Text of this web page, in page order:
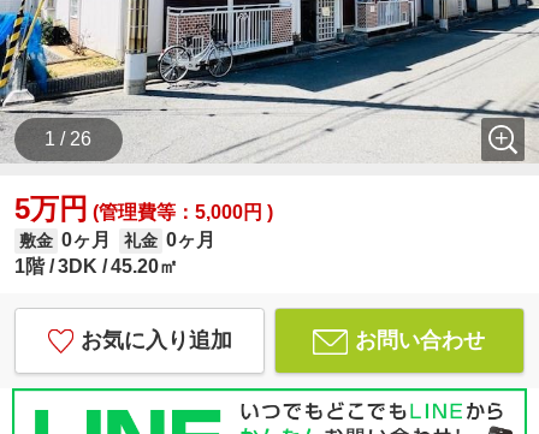
1 / 26
5万円 (管理費等：5,000円 )
敷金 0ヶ月 礼金 0ヶ月
1階 3DK 45.20㎡
お気に入り追加 お問い合わせ